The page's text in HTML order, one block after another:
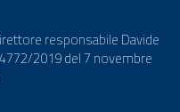
responsabile Davide
2019 del 7 novembre